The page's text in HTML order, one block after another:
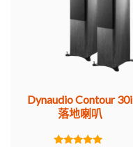
Dynaudio Contour 30i
落地喇叭